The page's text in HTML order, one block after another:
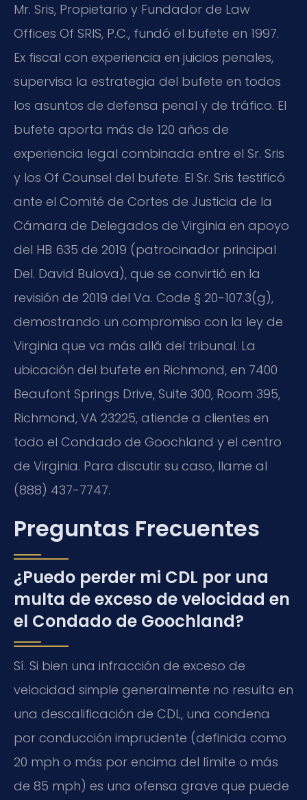
Mr. Sris, Propietario y Fundador de Law
Offices Of SRIS, P.C., fundó el bufete en 1997.
Ex fiscal con experiencia en juicios penales,
supervisa la estrategia del bufete en todos
los asuntos de defensa penal y de tráfico. El
bufete aporta más de 120 años de
experiencia legal combinada entre el Sr. Sris
y los Of Counsel del bufete. El Sr. Sris testificó
ante el Comité de Cortes de Justicia de la
Cámara de Delegados de Virginia en apoyo
del HB 635 de 2019 (patrocinador principal
Del. David Bulova), que se convirtió en la
revisión de 2019 del Va. Code § 20-107.3(g),
demostrando un compromiso con la ley de
Virginia que va más allá del tribunal. La
ubicación del bufete en Richmond, en 7400
Beaufont Springs Drive, Suite 300, Room 395,
Richmond, VA 23225, atiende a clientes en
todo el Condado de Goochland y el centro
de Virginia. Para discutir su caso, llame al
(888) 437-7747.
Preguntas Frecuentes
¿Puedo perder mi CDL por una
multa de exceso de velocidad en
el Condado de Goochland?
Sí. Si bien una infracción de exceso de
velocidad simple generalmente no resulta en
una descalificación de CDL, una condena
por conducción imprudente (definida como
20 mph o más por encima del límite o más
de 85 mph) es una ofensa grave que puede